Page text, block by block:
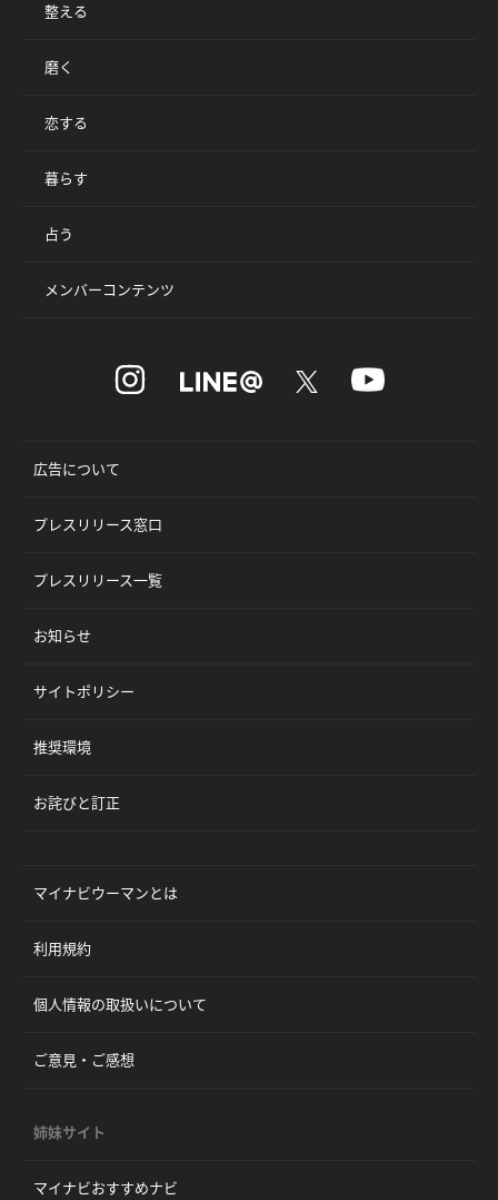
整える
磨く
恋する
暮らす
占う
メンバーコンテンツ
広告について
プレスリリース窓口
プレスリリース一覧
お知らせ
サイトポリシー
推奨環境
お詫びと訂正
マイナビウーマンとは
利用規約
個人情報の取扱いについて
ご意見・ご感想
姉妹サイト
マイナビおすすめナビ